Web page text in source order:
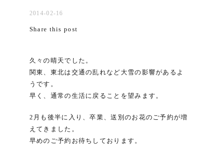
2014-02-16
Share this post
久々の晴天でした。
関東、東北は交通の乱れなど大雪の影響があるよ
うです。
早く、通常の生活に戻ることを望みます。
2月も後半に入り、卒業、送別のお花のご予約が増
えてきました。
早めのご予約お待ちしております。